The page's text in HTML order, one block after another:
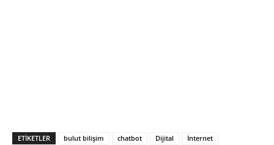
ETIKETLER bulut bilişim chatbot Dijital
İnternet